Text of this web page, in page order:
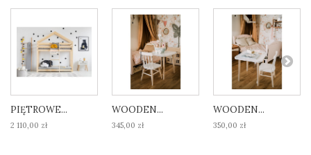
PIĘTROWE...
2 110,00 zł
WOODEN...
345,00 zł
WOODEN...
350,00 zł